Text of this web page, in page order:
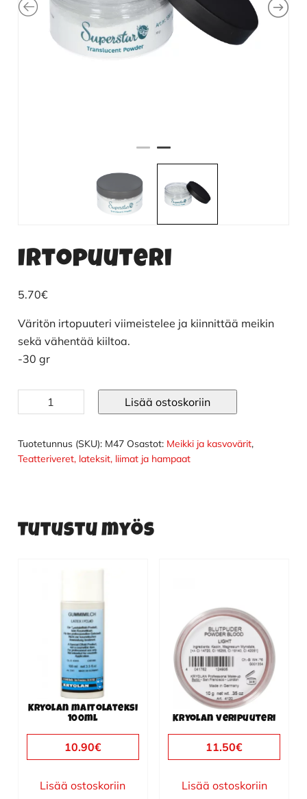
Irtopuuteri
5.70€
Väritön irtopuuteri viimeistelee ja kiinnittää meikin
sekä vähentää kiiltoa.
-30 gr
Irtopuuteri
määrä
Lisää ostoskoriin
Tuotetunnus (SKU): M47 Osastot: Meikki ja kasvovärit,
Teatteriveret, lateksit, liimat ja hampaat
Tutustu myös
Kryolan maitolateksi
100ml
10.90€
Lisää ostoskoriin
Kryolan veripuuteri
11.50€
Lisää ostoskoriin